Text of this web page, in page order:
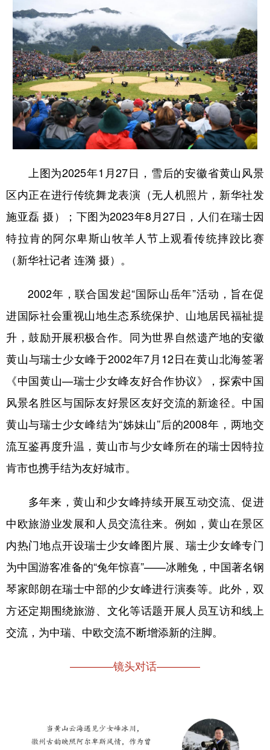
上图为2025年1月27日，雪后的安徽省黄山风景
区内正在进行传统舞龙表演（无人机照片，新华社发
施亚磊 摄）；下图为2023年8月27日，人们在瑞士因
特拉肯的阿尔卑斯山牧羊人节上观看传统摔跤比赛
（新华社记者 连漪 摄）。
2002年，联合国发起“国际山岳年”活动，旨在促
进国际社会重视山地生态系统保护、山地居民福祉提
升，鼓励开展积极合作。同为世界自然遗产地的安徽
黄山与瑞士少女峰于2002年7月12日在黄山北海签署
《中国黄山—瑞士少女峰友好合作协议》，探索中国
风景名胜区与国际友好景区友好交流的新途径。中国
黄山与瑞士少女峰结为“姊妹山”后的2008年，两地交
流互鉴再度升温，黄山市与少女峰所在的瑞士因特拉
肯市也携手结为友好城市。
多年来，黄山和少女峰持续开展互动交流、促进
中欧旅游业发展和人员交流往来。例如，黄山在景区
内热门地点开设瑞士少女峰图片展、瑞士少女峰专门
为中国游客准备的“兔年惊喜”——冰雕兔，中国著名钢
琴家郎朗在瑞士中部的少女峰进行演奏等。此外，双
方还定期围绕旅游、文化等话题开展人员互访和线上
交流，为中瑞、中欧交流不断增添新的注脚。
————镜头对话————